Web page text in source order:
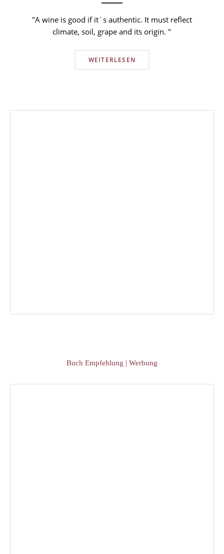
"A wine is good if it´s authentic. It must reflect
climate, soil, grape and its origin. "
WEITERLESEN
Buch Empfehlung | Werbung